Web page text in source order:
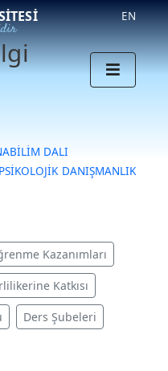
EN
DALI
DANIŞMANLIK
Kazanımları
Katkısı
Ders Şubeleri